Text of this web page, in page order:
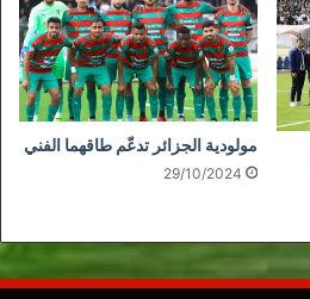
مولودية الجزائر تدعّم طاقهما الفني
29/10/2024